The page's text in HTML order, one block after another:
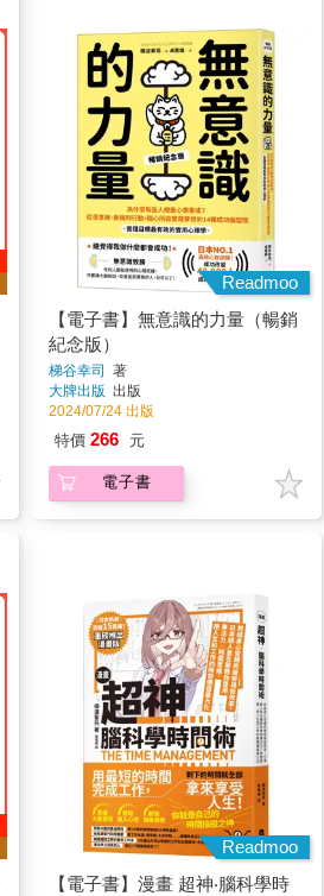
Readmoo
【電子書】無意識的力量（暢銷
紀念版）
梯谷幸司
著
大牌出版 出版
2024/07/24 出版
特價 266 元
電子書
Readmoo
【電子書】漫畫 超神‧腦科學時